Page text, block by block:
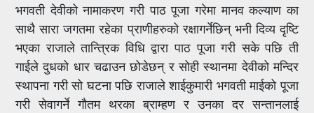
भगवती देवीको नामाकरण गरी पाठ पूजा गरेमा मानव कल्याण का
साथै सारा जगतमा रहेका प्राणीहरुको रक्षागर्नेछिन् भनी दिव्य दृष्टि
भएका राजाले तान्त्रिक विधि द्वारा पाठ पूजा गरी सके पछि ती
गाईले दुधको धार चढाउन छोडेछन् र सोही स्थानमा देवीको मन्दिर
स्थापना गरी सो घटना पछि राजाले शाईकुमारी भगवती माईको पूजा
गरी सेवागर्ने गौतम थरका ब्राम्हण र उनका दर सन्तानलाई